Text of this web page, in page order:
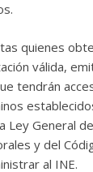
quienes
válida,
tendrán
Ley General
y del
al INE.